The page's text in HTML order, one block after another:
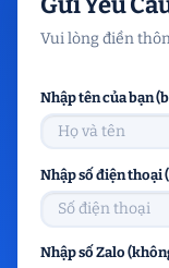
Vui lòng điền
Nhập tên của bạn
Nhập số điện thoại
Nhập số Zalo